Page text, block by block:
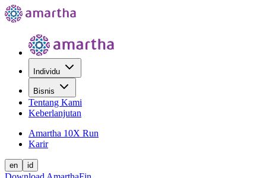
Individu
Bisnis
Tentang Kami
Keberlanjutan
Amartha 10X Run
Karir
en id